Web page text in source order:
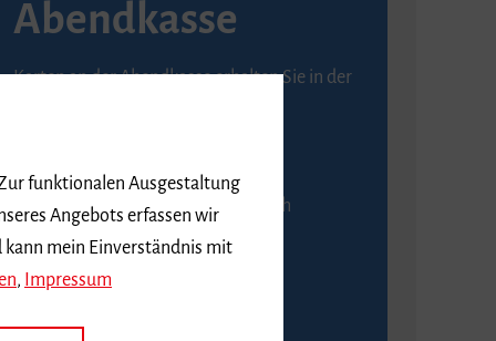
Abendkasse
Karten an der Abendkasse erhalten Sie in der
An der Abendkasse ist ausschließlich
Barzahlung möglich.
funktionalen Ausgestaltung
Angebots erfassen wir
mein Einverständnis mit